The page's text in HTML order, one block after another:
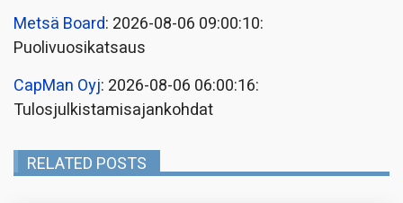
Metsä Board: 2026-08-06 09:00:10:
Puolivuosikatsaus
CapMan Oyj: 2026-08-06 06:00:16:
Tulosjulkistamisajankohdat
RELATED POSTS